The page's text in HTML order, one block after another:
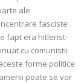
ale
fasciste
fapt era hitlerist-
cu comunistii
forme politice
poate se vor